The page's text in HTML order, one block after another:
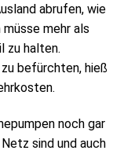
abrufen, wie
mehr als
zu halten.
befürchten, hieß
noch gar
sind und auch